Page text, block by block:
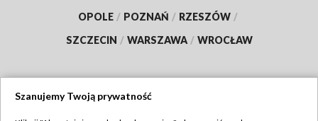
OPOLE / POZNAŃ / RZESZÓW /
SZCZECIN / WARSZAWA / WROCŁAW
Szanujemy Twoją prywatność